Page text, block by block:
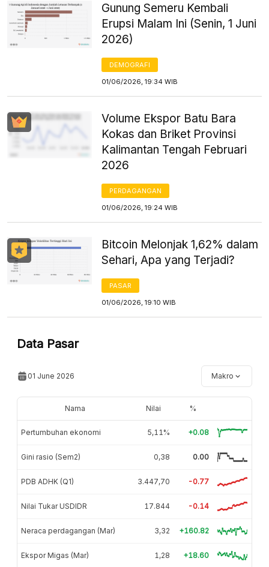
Gunung Semeru Kembali
Erupsi Malam Ini (Senin, 1 Juni
2026)
DEMOGRAFI
01/06/2026, 19:34 WIB
Volume Ekspor Batu Bara
Kokas dan Briket Provinsi
Kalimantan Tengah Februari
2026
PERDAGANGAN
01/06/2026, 19:24 WIB
Bitcoin Melonjak 1,62% dalam
Sehari, Apa yang Terjadi?
PASAR
01/06/2026, 19:10 WIB
Data Pasar
01 June 2026 Makro
Nama Nilai %
Pertumbuhan ekonomi 5,11% +0.08
Gini rasio (Sem2) 0,38 0.00
PDB ADHK (Q1) 3.447,70 -0.77
Nilai Tukar USDIDR 17.844 -0.14
Neraca perdagangan (Mar) 3,32 +160.82
Ekspor Migas (Mar) 1,28 +18.60